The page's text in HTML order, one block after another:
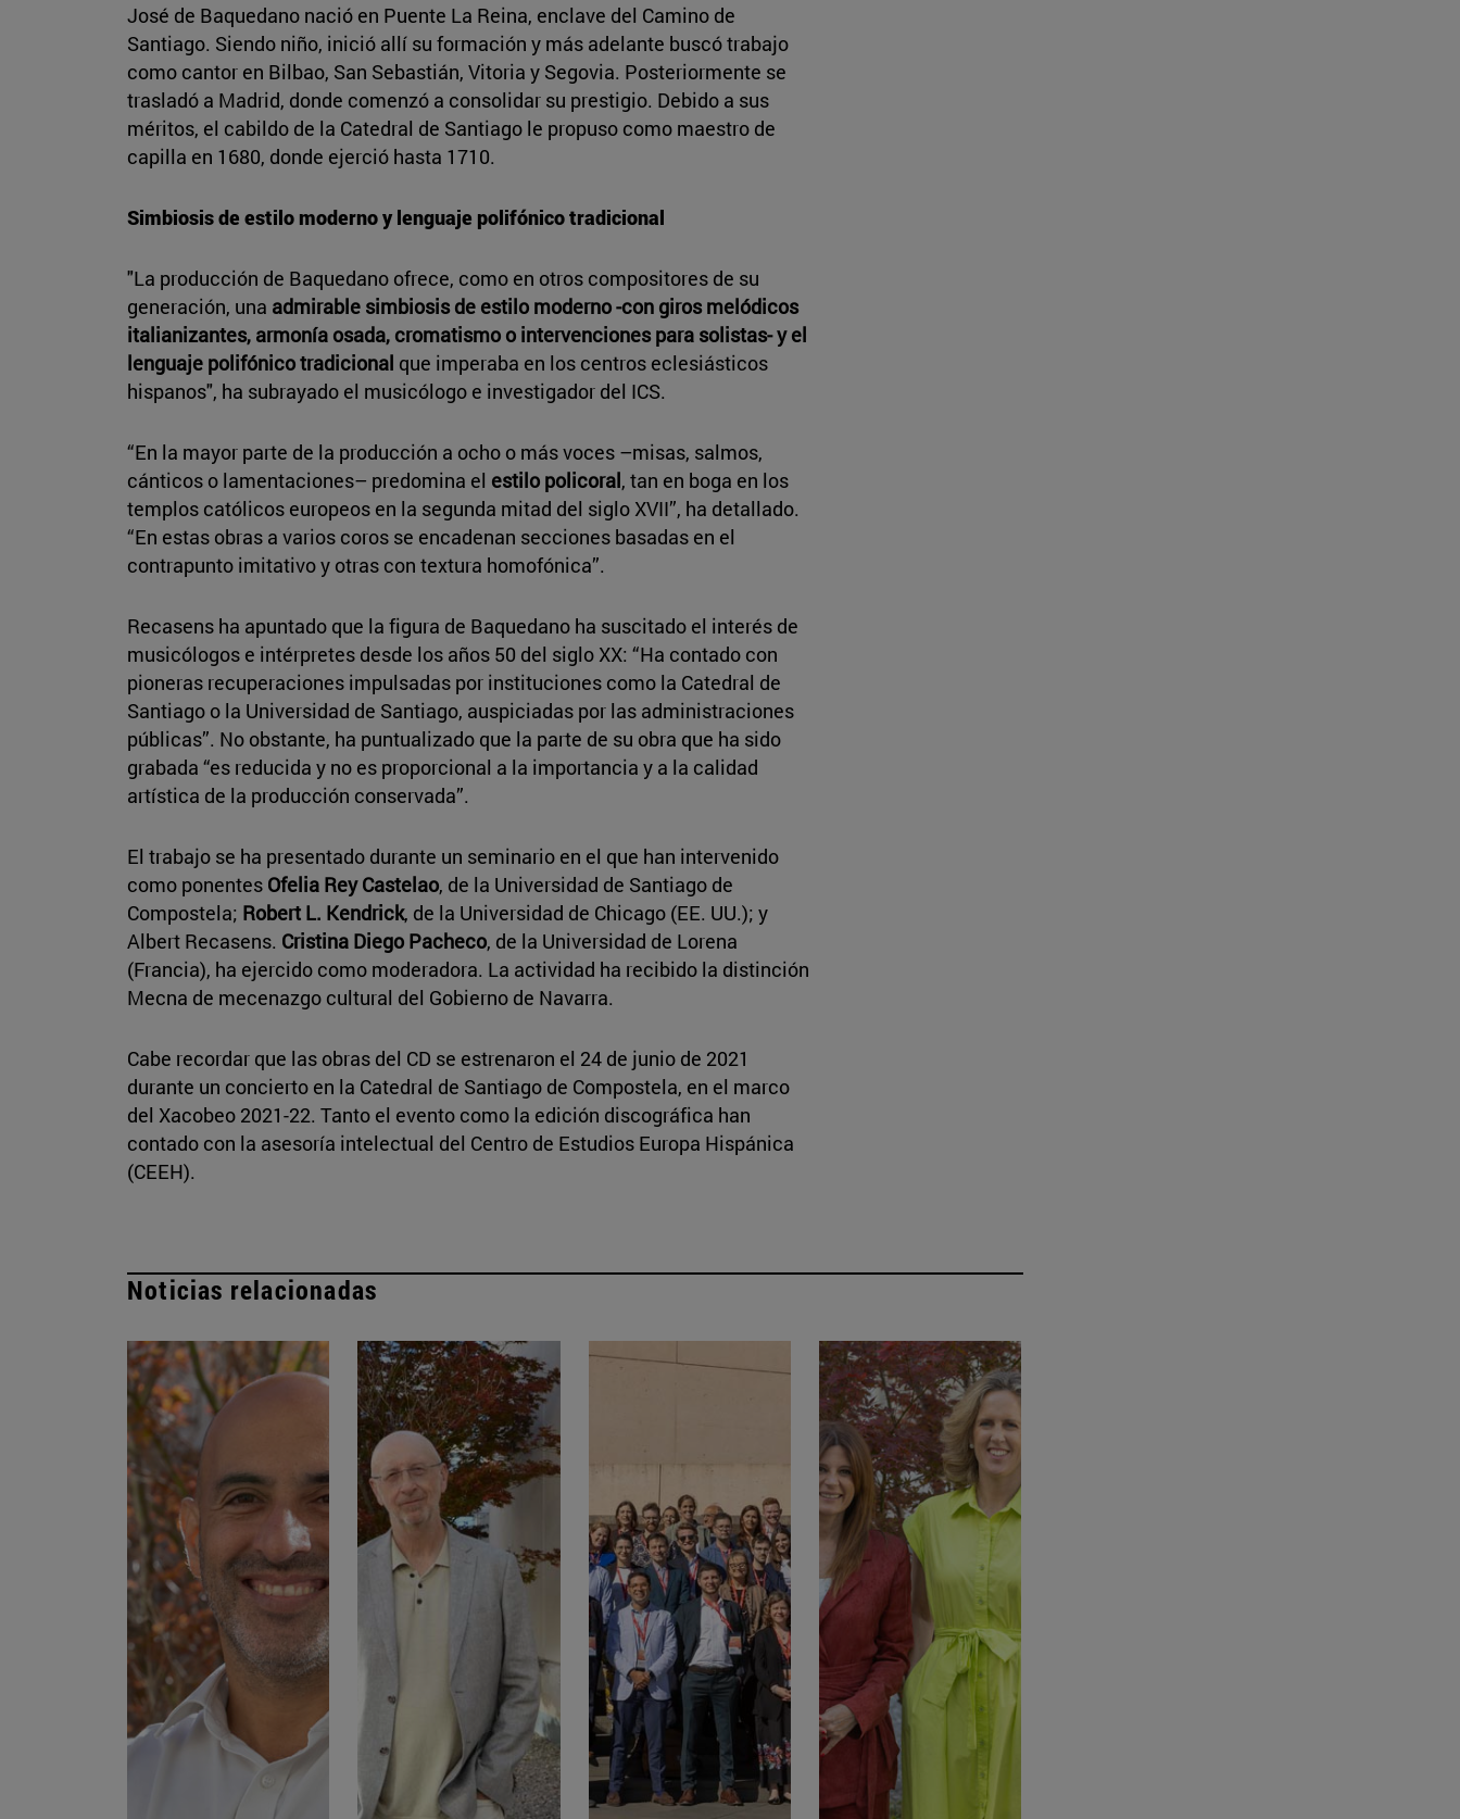
José de Baquedano nació en Puente La Reina, enclave del Camino de
Santiago. Siendo niño, inició allí su formación y más adelante buscó trabajo
como cantor en Bilbao, San Sebastián, Vitoria y Segovia. Posteriormente se
trasladó a Madrid, donde comenzó a consolidar su prestigio. Debido a sus
méritos, el cabildo de la Catedral de Santiago le propuso como maestro de
capilla en 1680, donde ejerció hasta 1710.
Simbiosis de estilo moderno y lenguaje polifónico tradicional
"La producción de Baquedano ofrece, como en otros compositores de su
generación, una admirable simbiosis de estilo moderno -con giros melódicos
italianizantes, armonía osada, cromatismo o intervenciones para solistas- y el
lenguaje polifónico tradicional que imperaba en los centros eclesiásticos
hispanos", ha subrayado el musicólogo e investigador del ICS.
“En la mayor parte de la producción a ocho o más voces –misas, salmos,
cánticos o lamentaciones– predomina el estilo policoral, tan en boga en los
templos católicos europeos en la segunda mitad del siglo XVII”, ha detallado.
“En estas obras a varios coros se encadenan secciones basadas en el
contrapunto imitativo y otras con textura homofónica”.
Recasens ha apuntado que la figura de Baquedano ha suscitado el interés de
musicólogos e intérpretes desde los años 50 del siglo XX: “Ha contado con
pioneras recuperaciones impulsadas por instituciones como la Catedral de
Santiago o la Universidad de Santiago, auspiciadas por las administraciones
públicas”. No obstante, ha puntualizado que la parte de su obra que ha sido
grabada “es reducida y no es proporcional a la importancia y a la calidad
artística de la producción conservada”.
El trabajo se ha presentado durante un seminario en el que han intervenido
como ponentes Ofelia Rey Castelao, de la Universidad de Santiago de
Compostela; Robert L. Kendrick, de la Universidad de Chicago (EE. UU.); y
Albert Recasens. Cristina Diego Pacheco, de la Universidad de Lorena
(Francia), ha ejercido como moderadora. La actividad ha recibido la distinción
Mecna de mecenazgo cultural del Gobierno de Navarra.
Cabe recordar que las obras del CD se estrenaron el 24 de junio de 2021
durante un concierto en la Catedral de Santiago de Compostela, en el marco
del Xacobeo 2021-22. Tanto el evento como la edición discográfica han
contado con la asesoría intelectual del Centro de Estudios Europa Hispánica
(CEEH).
Noticias relacionadas